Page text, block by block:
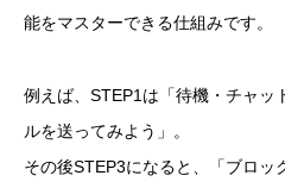
能をマスターできる仕組みです。
例えば、STEP1は「待機・チャッ
ルを送ってみよう」。
その後STEP3になると、「ブロッ